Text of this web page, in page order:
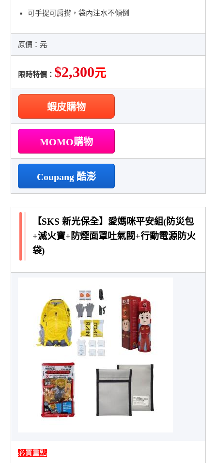
可手提可肩揹，袋內注水不傾倒
原價：元
限時特價： $2,300元
蝦皮購物
MOMO購物
Coupang 酷澎
【SKS 新光保全】愛媽咪平安組(防災包
+滅火寶+防煙面罩吐氣閥+行動電源防火
袋)
必買重點